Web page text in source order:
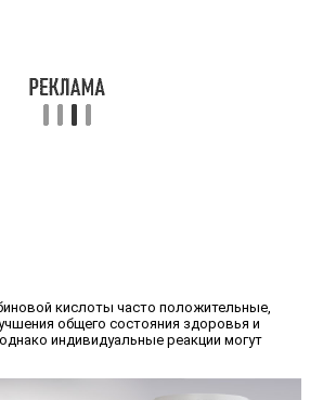
кислоты часто положительные,
общего состояния здоровья и
индивидуальные реакции могут